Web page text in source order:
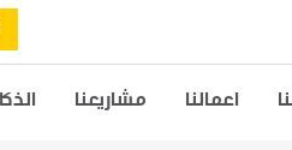
اعمالنا مشاريعنا